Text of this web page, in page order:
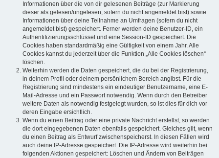
Informationen über die von dir gelesenen Beiträge (zur Markierung
dieser als gelesen/ungelesen; sofern du nicht angemeldet bist) sowie
Informationen über deine Teilnahme an Umfragen (sofern du nicht
angemeldet bist) gespeichert. Ferner werden deine Benutzer-ID, ein
Authentifizierungsschlüssel und eine Session-ID gespeichert. Die
Cookies haben standardmäßig eine Gültigkeit von einem Jahr. Alle
Cookies kannst du jederzeit über die Funktion „Alle Cookies löschen“
löschen.
Weiterhin werden die Daten gespeichert, die du bei der Registrierung,
in deinem Profil oder deinem persönlichem Bereich angibst. Für die
Registrierung sind mindestens ein eindeutiger Benutzername, eine E-
Mail-Adresse und ein Passwort notwendig. Wenn durch den Betreiber
weitere Daten als notwendig festgelegt wurden, so ist dies für dich vor
deren Eingabe ersichtlich.
Wenn du einen Beitrag oder eine private Nachricht erstellst, so werden
die dort eingegebenen Daten ebenfalls gespeichert. Gleiches gilt, wenn
du einen Beitrag als Entwurf zwischenspeicherst. In diesen Fällen wird
auch deine IP-Adresse gespeichert. Die IP-Adresse wird weiterhin bei
folgenden Aktionen gespeichert: Löschen und Ändern von Beiträgen